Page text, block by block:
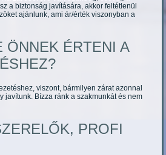
a biztonság javítására, akkor feltétlenül
ajánlunk, ami ár/érték viszonyban a
ÖNNEK ÉRTENI A
viszont, bármilyen zárat azonnal
javítunk. Bízza ránk a szakmunkát és nem
PROFI